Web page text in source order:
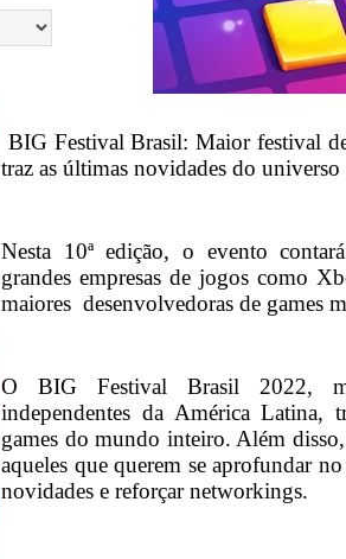
BIG Festival Brasil: Maior festival
traz as últimas novidades do universo
Nesta 10ª edição, o evento
grandes empresas de jogos como
maiores desenvolvedoras de games
O BIG Festival Brasil 2022,
independentes da América Latina,
games do mundo inteiro. Além
aqueles que querem se aprofundar
novidades e reforçar networkings.